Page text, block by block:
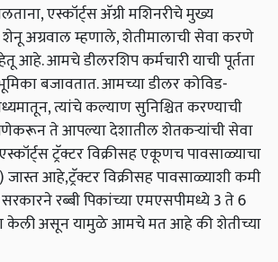
एस्कॉर्ट्स अ‍ॅग्री मशिनरीचे मुख्य
शेनू अग्रवाल म्हणाले, शेतीमालाची सेवा करणे
आहे. आमचे डीलरशिप कर्मचारी याची पूर्तता
बजावतात. आमच्या डीलर कोविड-
त्यांचे कल्याण सुनिश्चित करण्याची
ते आपल्या देशातील शेतकऱ्यांची सेवा
ट्रॅक्टर विक्रीसह एकूणच पावसाळ्याचा
आहे,ट्रॅक्टर विक्रीसह पावसाळ्याशी कमी
रब्बी पिकांच्या एमएसपीमध्ये 3 ते 6
केली असून यामुळे आमचे मत आहे की शेतीच्या